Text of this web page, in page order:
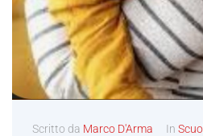
Scritto da Marco D'Arma In